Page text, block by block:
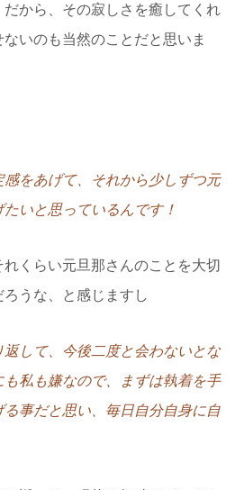
から、その寂しさを癒してくれ
いのも当然のことだと思いま
感をあげて、それから少しずつ元
いと思っているんです！
くらい元旦那さんのことを大切
うな、と感じますし
返して、今後二度と会わないとな
私も嫌なので、まずは執着を手
事だと思い、毎日自分自身に自